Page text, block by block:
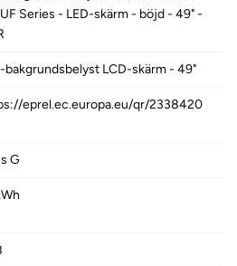
Series - LED-skärm - böjd - 49" -
bakgrundsbelyst LCD-skärm - 49"
eprel.ec.europa.eu/qr/2338420
G